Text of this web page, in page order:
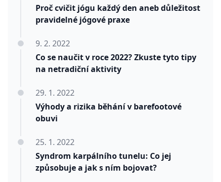
Proč cvičit jógu každý den aneb důležitost
pravidelné jógové praxe
Co se naučit v roce 2022? Zkuste tyto tipy
na netradiční aktivity
9. 2. 2022
Výhody a rizika běhání v barefootové
obuvi
29. 1. 2022
Syndrom karpálního tunelu: Co jej
způsobuje a jak s ním bojovat?
25. 1. 2022